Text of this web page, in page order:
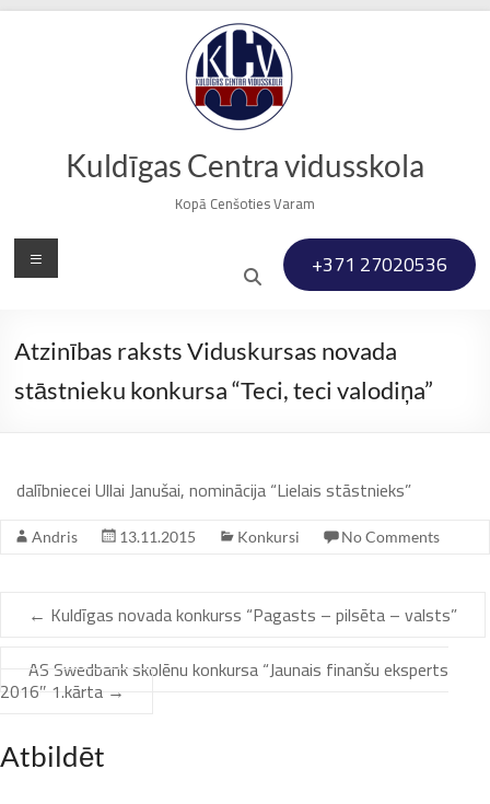
Skip
Kuldīgas Centra vidusskola
Kopā Cenšoties Varam
+371 27020536
Menu
Atzinības raksts Viduskursas novada
stāstnieku konkursa “Teci, teci valodiņa”
dalībniecei Ullai Janušai, nominācija “Lielais stāstnieks”
Andris 13.11.2015 Konkursi No Comments
← Kuldīgas novada konkurss “Pagasts – pilsēta – valsts”
AS Swedbank skolēnu konkursa “Jaunais finanšu eksperts
2016″ 1.kārta →
Atbildēt